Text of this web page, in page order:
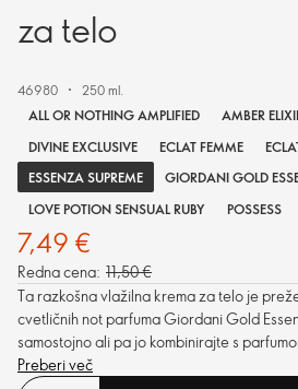
za telo
46980
250 ml.
ALL OR NOTHING AMPLIFIED
AMBER
DIVINE EXCLUSIVE
ECLAT FEMME
ESSENZA SUPREME
GIORDANI GOLD
LOVE POTION SENSUAL RUBY
POSSESS
7,49 €
Redna cena: 11,50 €
Ta razkošna vlažilna krema za telo je
cvetličnih not parfuma Giordani Gold
samostojno ali pa jo kombinirajte s
izkušnjo.
Preberi več